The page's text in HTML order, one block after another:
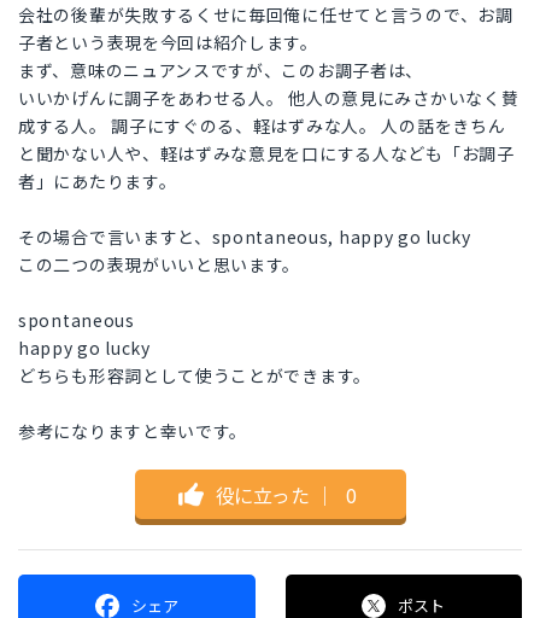
会社の後輩が失敗するくせに毎回俺に任せてと言うので、お調
子者という表現を今回は紹介します。
まず、意味のニュアンスですが、このお調子者は、
いいかげんに調子をあわせる人。 他人の意見にみさかいなく賛
成する人。 調子にすぐのる、軽はずみな人。 人の話をきちん
と聞かない人や、軽はずみな意見を口にする人なども「お調子
者」にあたります。
その場合で言いますと、spontaneous, happy go lucky
この二つの表現がいいと思います。
spontaneous
happy go lucky
どちらも形容詞として使うことができます。
参考になりますと幸いです。
役に立った ｜ 0
シェア ポスト